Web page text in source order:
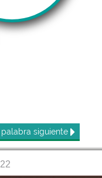
palabra siguiente